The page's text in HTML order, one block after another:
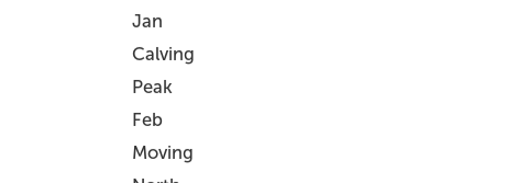
Jan
Calving
Peak
Feb
Moving